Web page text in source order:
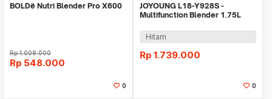
BOLDë Nutri Blender Pro X600
Rp1.009.000
Rp 548.000
0
JOYOUNG L18-Y928S -
Multifunction Blender 1.75L
Hitam
Rp 1.739.000
0